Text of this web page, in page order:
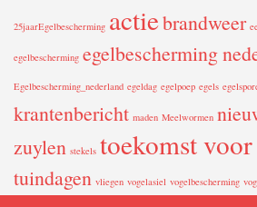
25jaarEgelbescherming actiebrandweer
egelbescherming egelbescherming
Egelbescherming_nederland egeldag egelpoep egels
krantenbericht maden Meelwormen
zuylen stekels toekomst
tuindagen vliegen vogelasiel vogelbescherming